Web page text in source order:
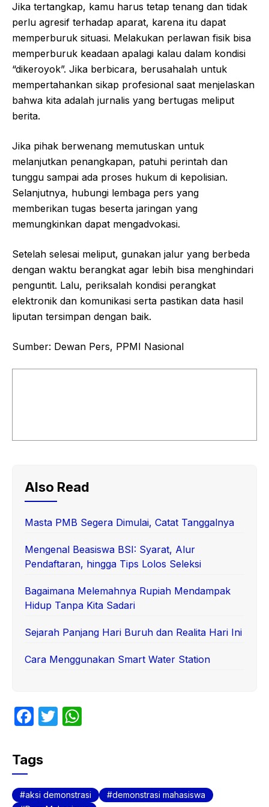
Jika tertangkap, kamu harus tetap tenang dan tidak
perlu agresif terhadap aparat, karena itu dapat
memperburuk situasi. Melakukan perlawan fisik bisa
memperburuk keadaan apalagi kalau dalam kondisi
“dikeroyok”. Jika berbicara, berusahalah untuk
mempertahankan sikap profesional saat menjelaskan
bahwa kita adalah jurnalis yang bertugas meliput
berita.
Jika pihak berwenang memutuskan untuk
melanjutkan penangkapan, patuhi perintah dan
tunggu sampai ada proses hukum di kepolisian.
Selanjutnya, hubungi lembaga pers yang
memberikan tugas beserta jaringan yang
memungkinkan dapat mengadvokasi.
Setelah selesai meliput, gunakan jalur yang berbeda
dengan waktu berangkat agar lebih bisa menghindari
penguntit. Lalu, periksalah kondisi perangkat
elektronik dan komunikasi serta pastikan data hasil
liputan tersimpan dengan baik.
Sumber: Dewan Pers, PPMI Nasional
Also Read
Masta PMB Segera Dimulai, Catat Tanggalnya
Mengenal Beasiswa BSI: Syarat, Alur
Pendaftaran, hingga Tips Lolos Seleksi
Bagaimana Melemahnya Rupiah Mendampak
Hidup Tanpa Kita Sadari
Sejarah Panjang Hari Buruh dan Realita Hari Ini
Cara Menggunakan Smart Water Station
F
c
e
b
T
A
Tags
aksi demonstrasi
demonstrasi mahasiswa